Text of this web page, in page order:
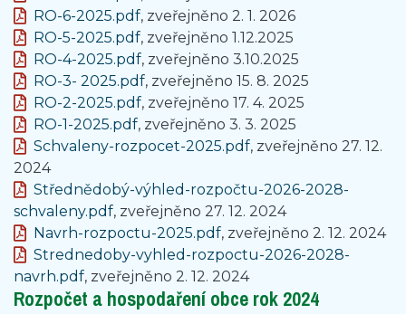
RO-6-2025.pdf, zveřejněno 2. 1. 2026
RO-5-2025.pdf, zveřejněno 1.12.2025
RO-4-2025.pdf, zveřejněno 3.10.2025
RO-3- 2025.pdf, zveřejněno 15. 8. 2025
RO-2-2025.pdf, zveřejněno 17. 4. 2025
RO-1-2025.pdf, zveřejněno 3. 3. 2025
Schvaleny-rozpocet-2025.pdf, zveřejněno 27. 12.
2024
Střednědobý-výhled-rozpočtu-2026-2028-
schvaleny.pdf, zveřejněno 27. 12. 2024
Navrh-rozpoctu-2025.pdf, zveřejněno 2. 12. 2024
Strednedoby-vyhled-rozpoctu-2026-2028-
navrh.pdf, zveřejněno 2. 12. 2024
Rozpočet a hospodaření obce rok 2024